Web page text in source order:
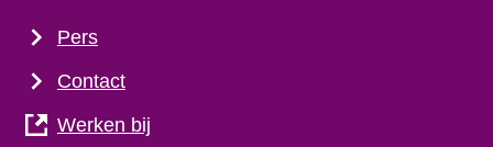
Pers
Contact
Werken bij